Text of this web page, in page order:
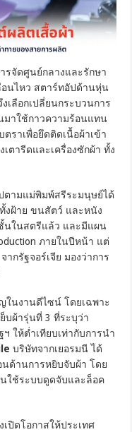
รจัดศูนย์กลางและรักษา
อนไหว สตาร์ทอัปด้านหุ่น
งเลือกเปลี่ยนกระบวนการ
มาใช้กาวความร้อนแทน
ราเพื่อยึดติดเนื้อผ้าเข้า
ารีดและเครื่องซักผ้า ทั้ง
ตามแม่พิมพ์สรีระมนุษย์ได้
งฝ้าย ขนสัตว์ และหนัง
นในสตรีแล้ว และมีแผน
ภายในปีหน้า แต่
จากรัฐจอร์เจีย มองว่าการ
ในงานดีไซน์ โดยเฉพาะ
บผ้ารุ่นที่ 3 ที่ระบุว่า
ให้ต่ำเทียบเท่ากับการนำ
บริษัทจากเยอรมนี ได้
ด้านการหยิบจับผ้า โดย
นใช้ระบบดูดจับและล็อค
ปิดโอกาสให้ประเทศ